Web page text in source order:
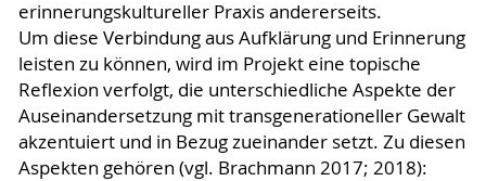
erinnerungskultureller Praxis andererseits.
Um diese Verbindung aus Aufklärung und Erinnerung
leisten zu können, wird im Projekt eine topische
Reflexion verfolgt, die unterschiedliche Aspekte der
Auseinandersetzung mit transgenerationeller Gewalt
akzentuiert und in Bezug zueinander setzt. Zu diesen
Aspekten gehören (vgl. Brachmann 2017; 2018):